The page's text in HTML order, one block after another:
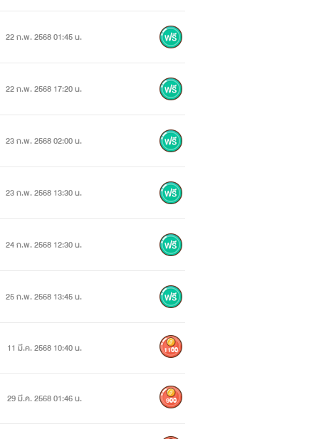
22 ก.พ. 2568 01:45 น.
22 ก.พ. 2568 17:20 น.
23 ก.พ. 2568 02:00 น.
23 ก.พ. 2568 13:30 น.
24 ก.พ. 2568 12:30 น.
25 ก.พ. 2568 13:45 น.
11 มี.ค. 2568 10:40 น. 1100
29 มี.ค. 2568 01:46 น. 900